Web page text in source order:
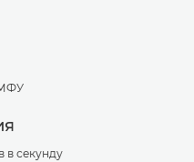
в секунду